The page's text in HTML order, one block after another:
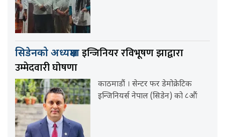
सिडेनको अध्यक्षमाइन्जिनियर रविभूषण झाद्वारा
उम्मेदवारी घोषणा
काठमाडौं । सेन्टर फर डेमोक्रेटिक
इन्जिनियर्स नेपाल (सिडेन) को ८औं